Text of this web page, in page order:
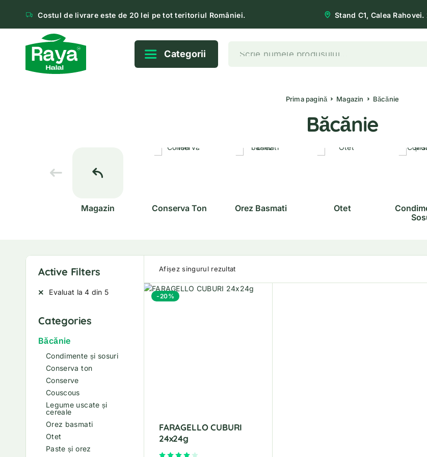
Costul de livrare este de 20 lei pe tot teritoriul României. Stand C1, Calea
Categorii
Prima pagină Magazin Băcănie
Băcănie
Magazin Conserva Ton Orez Basmati Otet
Active Filters
Evaluat la 4 din 5
Categories
Băcănie
Condimente și sosuri
Conserva ton
Conserve
Couscous
Legume uscate și
cereale
Orez basmati
Otet
Paste și orez
Afișez singurul rezultat
-20%
FARAGELLO CUBURI
24x24g
Evaluat la